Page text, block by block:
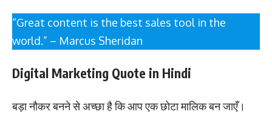
“Great content is the best sales tool in the
world.” – Marcus Sheridan
Digital Marketing Quote in Hindi
बड़ा नौकर बनने से अच्छा है कि आप एक छोटा मालिक बन जाएँ।